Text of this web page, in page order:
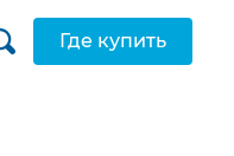
Где купить